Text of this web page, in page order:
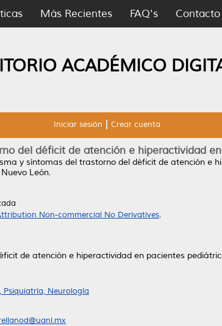
Más Recientes FAQ's Contacto
ACADÉMICO
Iniciar sesión Crear cuenta
del déficit de atención e hiperactividad
y síntomas del trastorno del déficit de atención e
León.
Non-commercial No Derivatives.
de atención e hiperactividad en pacientes
Neurología